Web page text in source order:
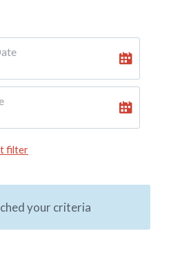
filter
your criteria